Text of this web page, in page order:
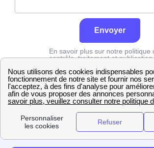
Envoyer
En savoir plus sur notre politique
contrôle, traitement et publication
Edf Saône-et-Loire Mâcon